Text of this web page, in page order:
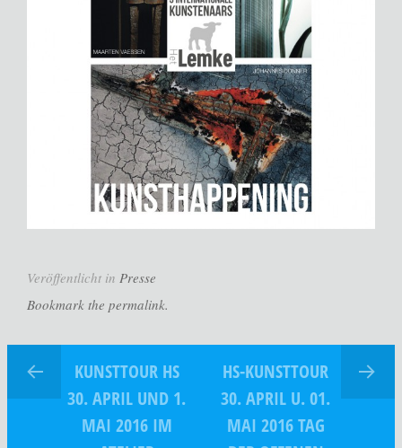
Veröffentlicht in Presse
Bookmark the permalink.
KUNSTTOUR HS
30. APRIL UND 1.
MAI 2016 IM
HS-KUNSTTOUR
30. APRIL U. 01.
MAI 2016 TAG